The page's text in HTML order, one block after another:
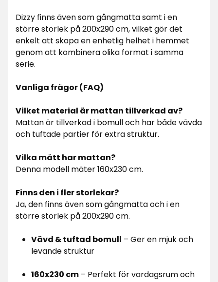
Dizzy finns även som gångmatta samt i en
större storlek på 200x290 cm, vilket gör det
enkelt att skapa en enhetlig helhet i hemmet
genom att kombinera olika format i samma
serie.
Vanliga frågor (FAQ)
Vilket material är mattan tillverkad av?
Mattan är tillverkad i bomull och har både vävda
och tuftade partier för extra struktur.
Vilka mått har mattan?
Denna modell mäter 160x230 cm.
Finns den i fler storlekar?
Ja, den finns även som gångmatta och i en
större storlek på 200x290 cm.
Vävd & tuftad bomull – Ger en mjuk och
levande struktur
160x230 cm – Perfekt för vardagsrum och